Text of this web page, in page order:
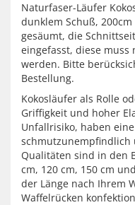
Naturfaser-Läufer
dunklem Schuß,
gesäumt, die
eingefasst, diese muss
werden. Bitte
Bestellung.
Kokosläufer als Rolle
Griffigkeit und hoher
Unfallrisiko, haben
schmutzunempfindlich
Qualitäten sind in den
cm, 120 cm, 150 cm
der Länge nach Ihrem
Waffelrücken